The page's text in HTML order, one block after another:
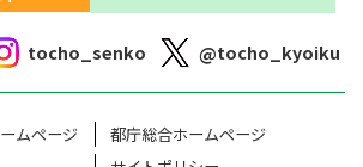
tocho_senko @tocho_kyoiku
ムページ
都庁総合ホームページ